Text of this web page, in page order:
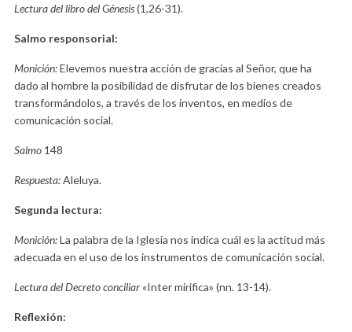
Lectura del libro del Génesis(1,26-31).
Salmo responsorial:
Monición:Elevemos nuestra acción de gracias al Señor, que ha
dado al hombre la posibilidad de disfrutar de los bienes creados
transformándolos, a través de los inventos, en medios de
comunicación social.
Salmo 148
Respuesta:Aleluya.
Segunda lectura:
Monición:La palabra de la Iglesia nos indica cuál es la actitud más
adecuada en el uso de los instrumentos de comunicación social.
Lectura del Decreto conciliar «Inter mirifica» (nn. 13-14).
Reflexión: